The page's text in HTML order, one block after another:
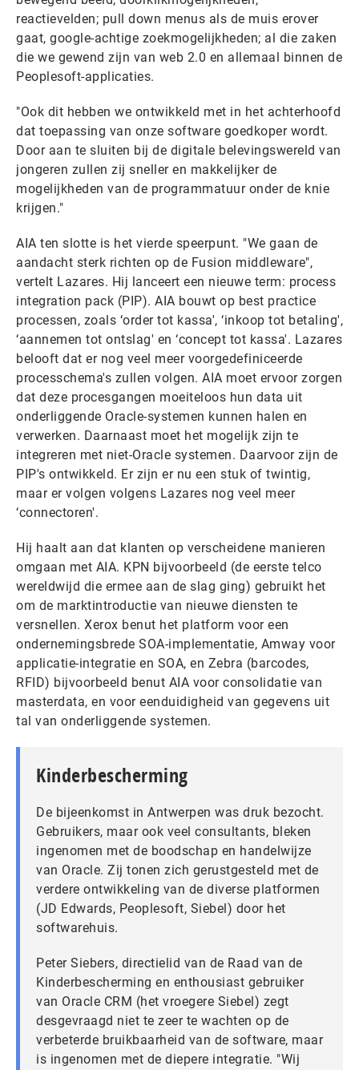
reactievelden; pull down menus als de muis erover
gaat, google-achtige zoekmogelijkheden; al die zaken
die we gewend zijn van web 2.0 en allemaal binnen de
Peoplesoft-applicaties.
"Ook dit hebben we ontwikkeld met in het achterhoofd
dat toepassing van onze software goedkoper wordt.
Door aan te sluiten bij de digitale belevingswereld van
jongeren zullen zij sneller en makkelijker de
mogelijkheden van de programmatuur onder de knie
krijgen."
AIA ten slotte is het vierde speerpunt. "We gaan de
aandacht sterk richten op de Fusion middleware",
vertelt Lazares. Hij lanceert een nieuwe term: process
integration pack (PIP). AIA bouwt op best practice
processen, zoals ‘order tot kassa', ‘inkoop tot betaling',
‘aannemen tot ontslag' en ‘concept tot kassa'. Lazares
belooft dat er nog veel meer voorgedefiniceerde
processchema's zullen volgen. AIA moet ervoor zorgen
dat deze procesgangen moeiteloos hun data uit
onderliggende Oracle-systemen kunnen halen en
verwerken. Daarnaast moet het mogelijk zijn te
integreren met niet-Oracle systemen. Daarvoor zijn de
PIP's ontwikkeld. Er zijn er nu een stuk of twintig,
maar er volgen volgens Lazares nog veel meer
‘connectoren'.
Hij haalt aan dat klanten op verscheidene manieren
omgaan met AIA. KPN bijvoorbeeld (de eerste telco
wereldwijd die ermee aan de slag ging) gebruikt het
om de marktintroductie van nieuwe diensten te
versnellen. Xerox benut het platform voor een
ondernemingsbrede SOA-implementatie, Amway voor
applicatie-integratie en SOA, en Zebra (barcodes,
RFID) bijvoorbeeld benut AIA voor consolidatie van
masterdata, en voor eenduidigheid van gegevens uit
tal van onderliggende systemen.
Kinderbescherming
De bijeenkomst in Antwerpen was druk bezocht.
Gebruikers, maar ook veel consultants, bleken
ingenomen met de boodschap en handelwijze
van Oracle. Zij tonen zich gerustgesteld met de
verdere ontwikkeling van de diverse platformen
(JD Edwards, Peoplesoft, Siebel) door het
softwarehuis.
Peter Siebers, directielid van de Raad van de
Kinderbescherming en enthousiast gebruiker
van Oracle CRM (het vroegere Siebel) zegt
desgevraagd niet te zeer te wachten op de
verbeterde bruikbaarheid van de software, maar
is ingenomen met de diepere integratie. "Wij